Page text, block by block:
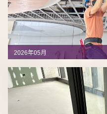
2026年05月